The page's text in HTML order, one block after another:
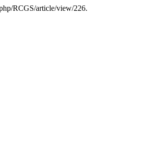
RCGS/article/view/226.